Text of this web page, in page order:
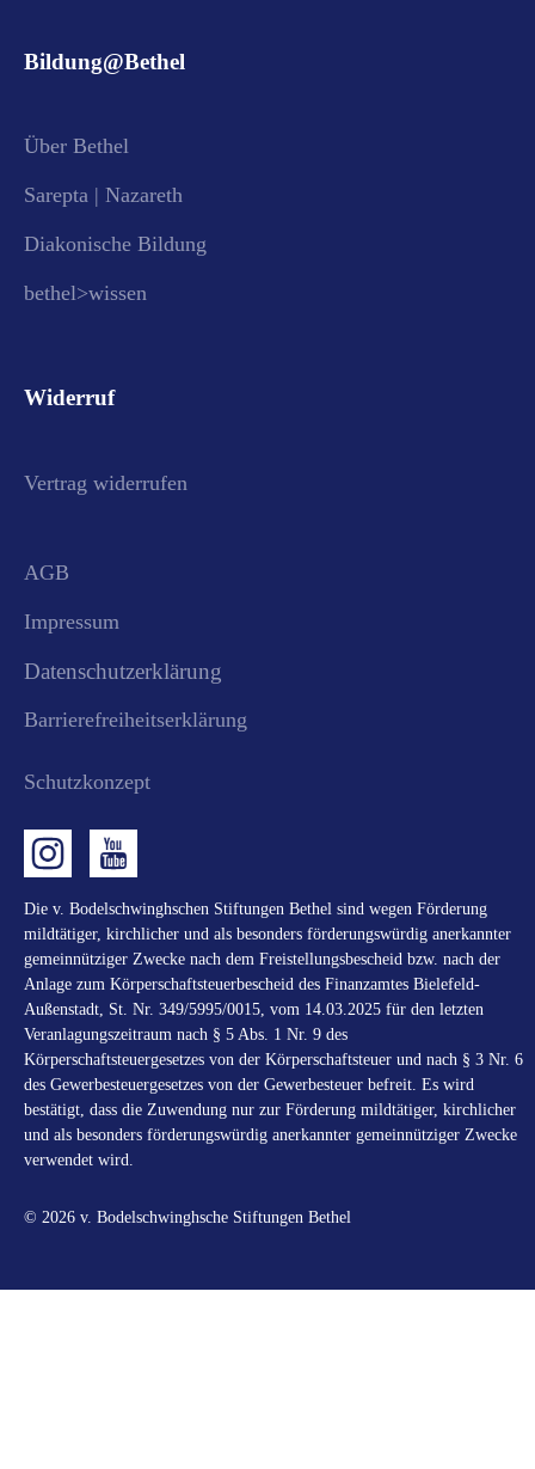
Bildung@Bethel
Über Bethel
Sarepta | Nazareth
Diakonische Bildung
bethel>wissen
Widerruf
Vertrag widerrufen
AGB
Impressum
Datenschutzerklärung
Barrierefreiheitserklärung
Schutzkonzept
Die v. Bodelschwinghschen Stiftungen Bethel sind wegen Förderung
mildtätiger, kirchlicher und als besonders förderungswürdig anerkannter
gemeinnütziger Zwecke nach dem Freistellungsbescheid bzw. nach der
Anlage zum Körperschaftsteuerbescheid des Finanzamtes Bielefeld-
Außenstadt, St. Nr. 349/5995/0015, vom 14.03.2025 für den letzten
Veranlagungszeitraum nach § 5 Abs. 1 Nr. 9 des
Körperschaftsteuergesetzes von der Körperschaftsteuer und nach § 3 Nr. 6
des Gewerbesteuergesetzes von der Gewerbesteuer befreit. Es wird
bestätigt, dass die Zuwendung nur zur Förderung mildtätiger, kirchlicher
und als besonders förderungswürdig anerkannter gemeinnütziger Zwecke
verwendet wird.
© 2026 v. Bodelschwinghsche Stiftungen Bethel